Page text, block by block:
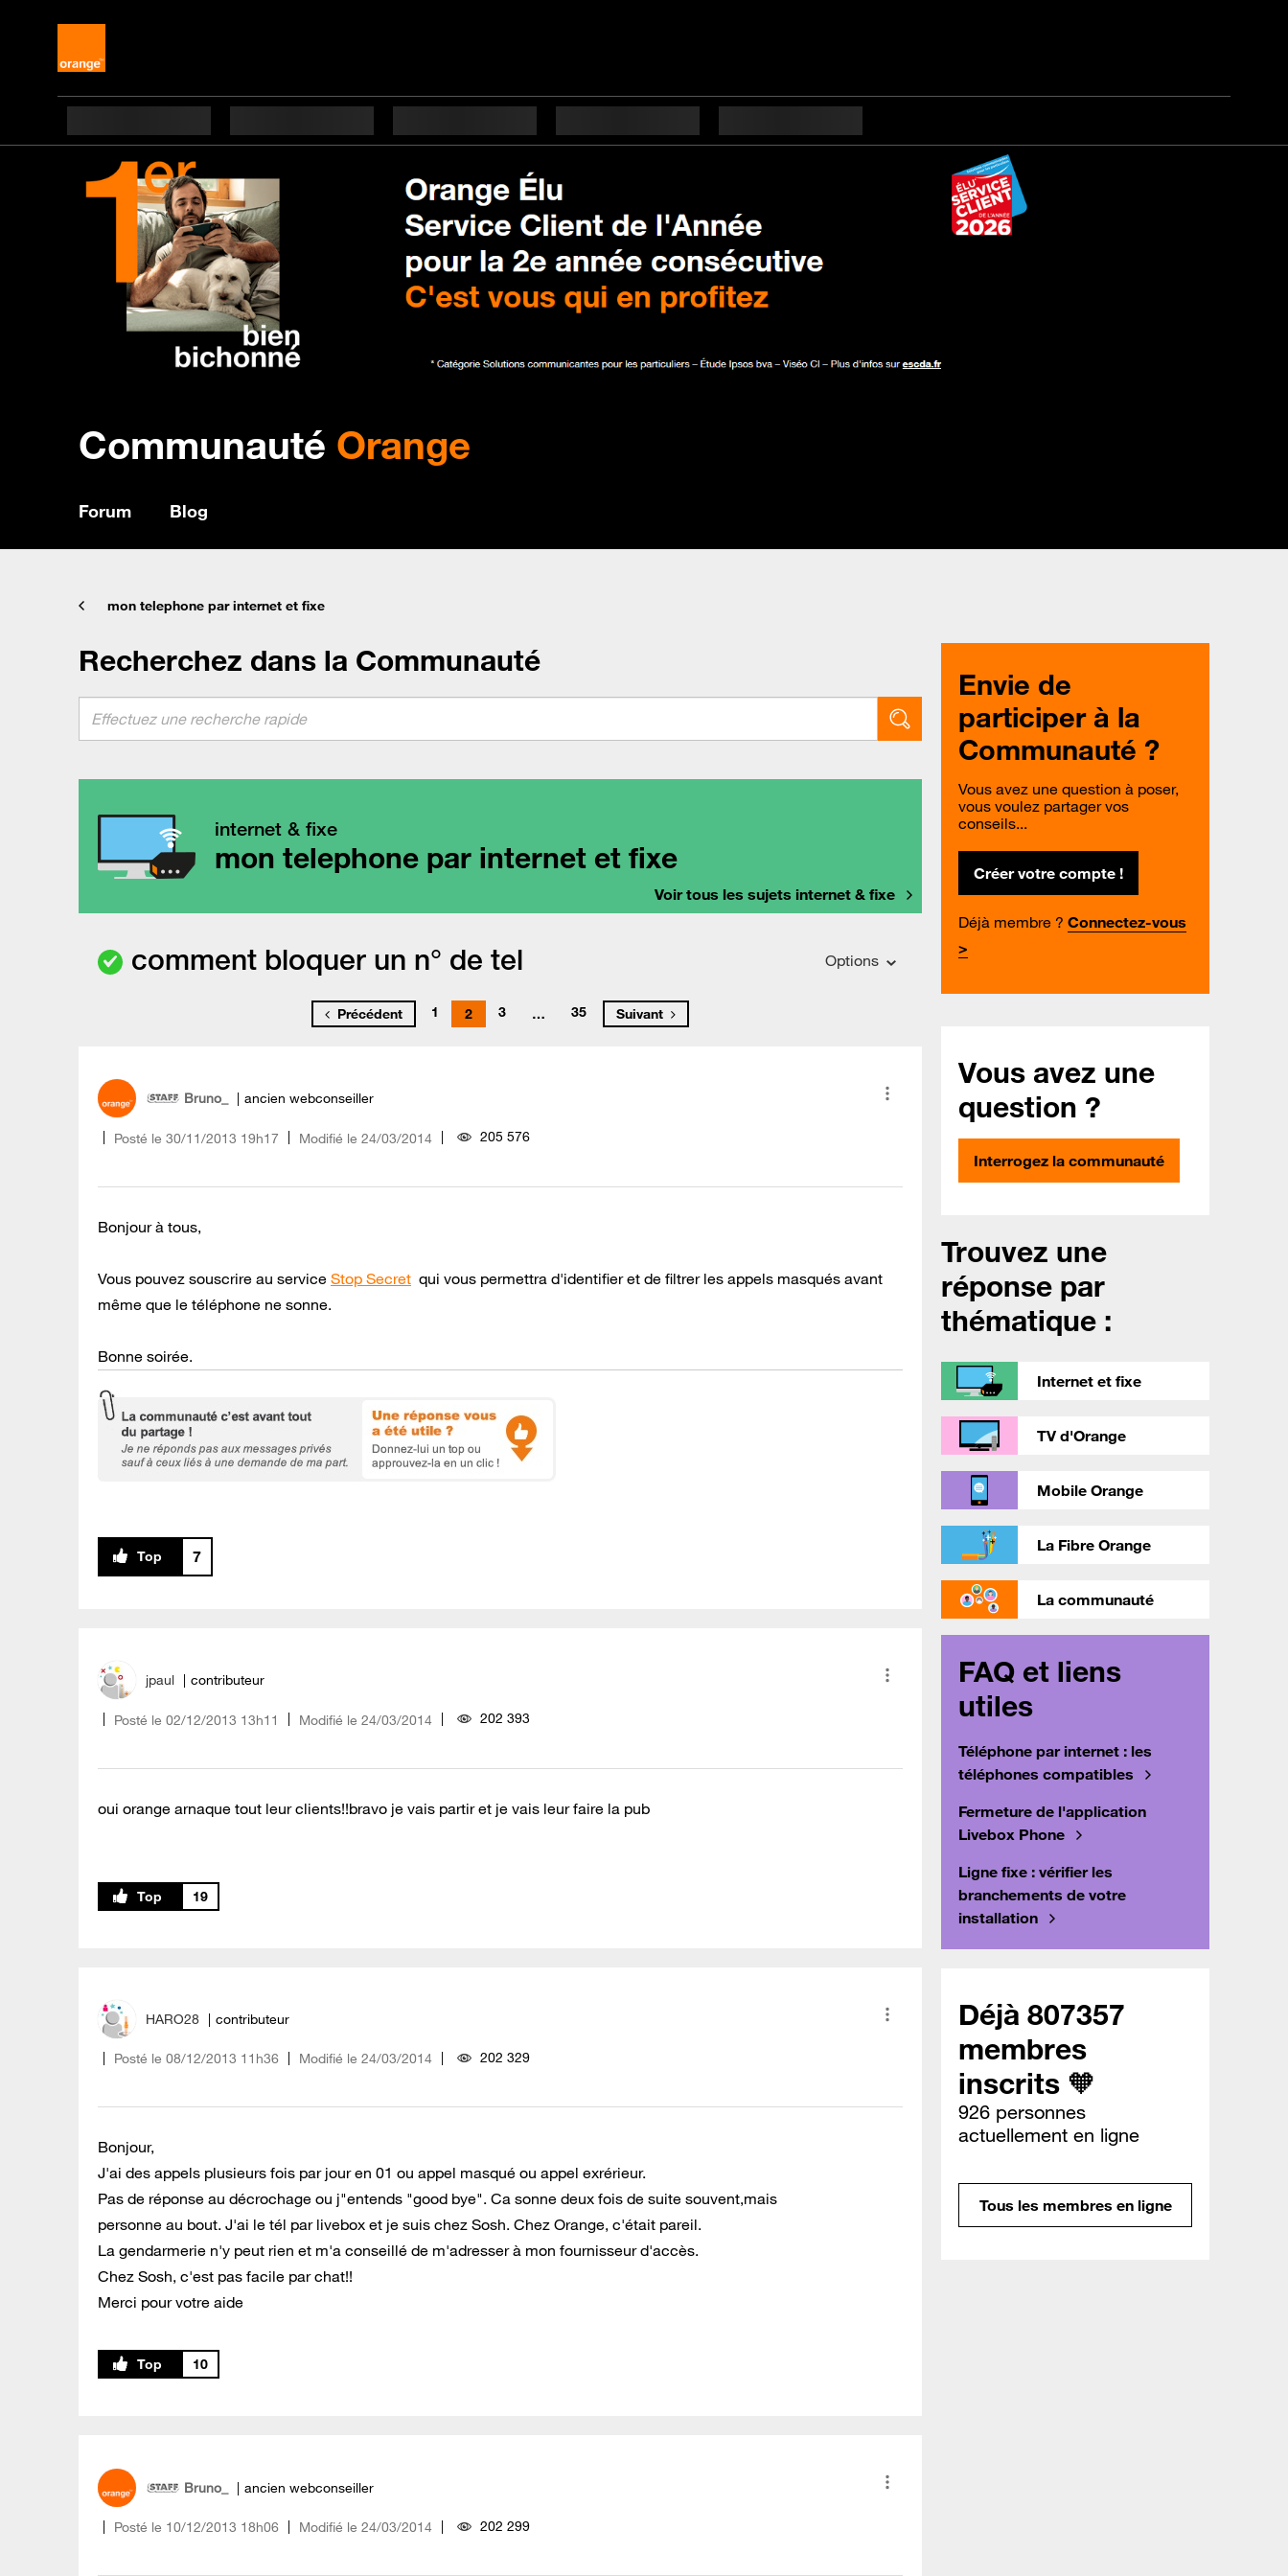
Communauté Orange
Forum Blog
mon telephone par internet et fixe
Recherchez dans la Communauté
internet & fixe
mon telephone par internet et fixe
Voir tous les sujets internet & fixe
comment bloquer un n° de tel Options
Précédent 1 2 3 … 35 Suivant
Bruno_ ancien webconseiller
Posté le ‎30/11/2013 19h17 Modifié le 24/03/2014 205 576
Bonjour à tous,
Vous pouvez souscrire au service Stop Secret qui vous permettra d'identifier et de filtrer les appels masqués avant
même que le téléphone ne sonne.
Bonne soirée.
7
jpaul contributeur
Posté le ‎02/12/2013 13h11 Modifié le 24/03/2014 202 393
oui orange arnaque tout leur clients!!bravo je vais partir et je vais leur faire la pub
19
HARO28 contributeur
Posté le ‎08/12/2013 11h36 Modifié le 24/03/2014 202 329
Bonjour,
J'ai des appels plusieurs fois par jour en 01 ou appel masqué ou appel exrérieur.
Pas de réponse au décrochage ou j"entends "good bye". Ca sonne deux fois de suite souvent,mais
personne au bout. J'ai le tél par livebox et je suis chez Sosh. Chez Orange, c'était pareil.
La gendarmerie n'y peut rien et m'a conseillé de m'adresser à mon fournisseur d'accès.
Chez Sosh, c'est pas facile par chat!!
Merci pour votre aide
10
Bruno_ ancien webconseiller
Posté le ‎10/12/2013 18h06 Modifié le 24/03/2014 202 299
Envie de
participer à la
Communauté ?
Vous avez une question à poser,
vous voulez partager vos
conseils...
Créer votre compte !
Déjà membre ? Connectez-vous
>
Vous avez une
question ?
Interrogez la communauté
Trouvez une
réponse par
thématique :
Internet et fixe
TV d'Orange
Mobile Orange
La Fibre Orange
La communauté
FAQ et liens
utiles
Téléphone par internet : les
téléphones compatibles
Fermeture de l'application
Livebox Phone
Ligne fixe : vérifier les
branchements de votre
installation
Déjà 807357
membres
inscrits 🧡
926 personnes
actuellement en ligne
Tous les membres en ligne